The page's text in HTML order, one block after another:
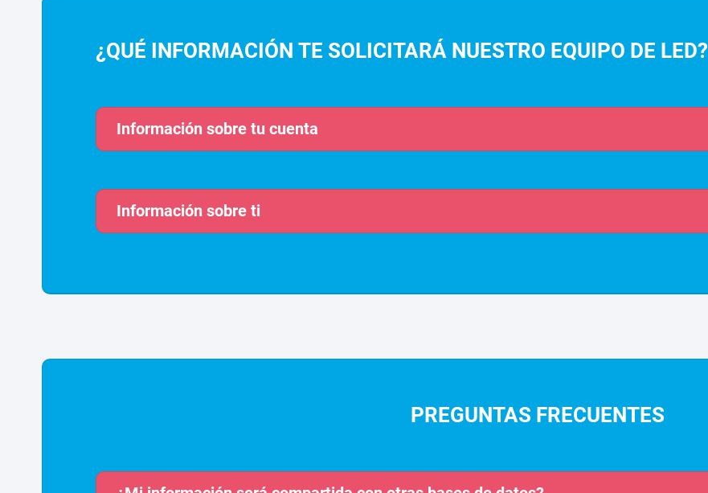
¿QUÉ INFORMACIÓN TE SOLICITARÁ NUESTRO EQUIPO DE LED?
Información sobre tu cuenta
Información sobre ti
PREGUNTAS FRECUENTES